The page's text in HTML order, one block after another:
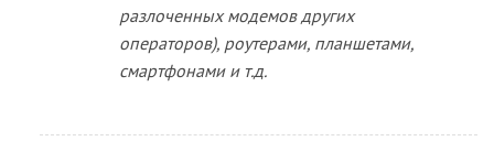
разлоченных модемов других
операторов), роутерами, планшетами,
смартфонами и т.д.